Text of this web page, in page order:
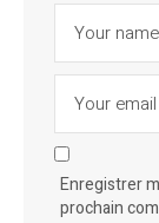
Enregistrer
prochain